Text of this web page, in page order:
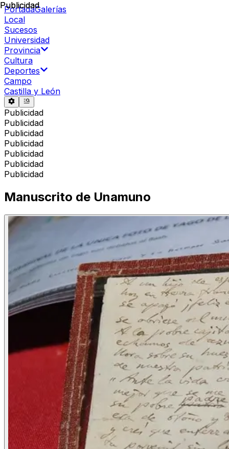
PortadaGalerías
Local
Sucesos
Universidad
Provincia
Cultura
Deportes
Campo
Castilla y León
Publicidad
Publicidad
Publicidad
Publicidad
Publicidad
Publicidad
Publicidad
Publicidad
Manuscrito de Unamuno
Publicidad